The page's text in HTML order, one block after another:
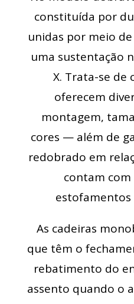
constituída por
unidas por meio
uma sustentação
X. Trata-se de
oferecem
montagem,
cores — além de
redobrado em
contam
As cadeiras
que têm o
rebatimento do
assento quando o